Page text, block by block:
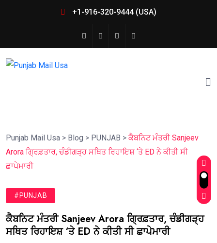
+1-916-320-9444 (USA)
Punjab Mail Usa > Blog > PUNJAB > ਕੈਬਨਿਟ ਮੰਤਰੀ Sanjeev
Arora ਗ੍ਰਿਫ਼ਤਾਰ, ਚੰਡੀਗੜ੍ਹ ਸਥਿਤ ਰਿਹਾਇਸ਼ ‘ਤੇ ED ਨੇ ਕੀਤੀ ਸੀ
ਛਾਪੇਮਾਰੀ
#PUNJAB
ਕੈਬਨਿਟ ਮੰਤਰੀ Sanjeev Arora ਗ੍ਰਿਫ਼ਤਾਰ, ਚੰਡੀਗੜ੍ਹ
ਸਥਿਤ ਰਿਹਾਇਸ਼ ‘ਤੇ ED ਨੇ ਕੀਤੀ ਸੀ ਛਾਪੇਮਾਰੀ